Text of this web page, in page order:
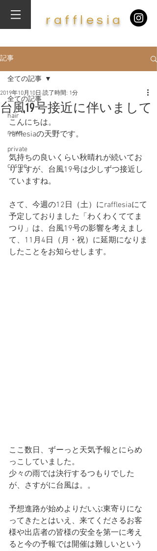
​r af f lesia
記事
全ての記事
hair
news
private
cosme
全ての記事
台風19号接近に伴いまして
2019年10月10日 読了時間: 1分
こんにちは。
rafflesiaの天野です。
気持ちの良いくらい秋晴れが続いてお
りますが、台風19号は少しずつ接近し
ていますね。
さて、今週の12日（土）にrafflesiaにて
予定しておりました「わくわくててま
つり」は、台風19号の影響を考えまし
て、11月4日（月・祝）に延期になりま
したことをお知らせします。
ここ数日、ずーっと天気予報とにらめ
っこしていました。
少々の雨では決行するつもりでした
が、さすがに台風は。。
予想進路が始めよりだいぶ東寄りにな
ってきたとはいえ、来てくださるお客
様や出店者の皆様の安全を第一に考え
ると今の予報では開催は難しいという